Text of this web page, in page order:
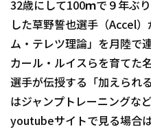
32歳にして100ｍで９年ぶ
した草野誓也選手（Accel
ム・テレツ理論」を月陸で
カール・ルイスらを育てた
選手が伝授する「加えられ
はジャンプトレーニングな
youtubeサイトで見る場合